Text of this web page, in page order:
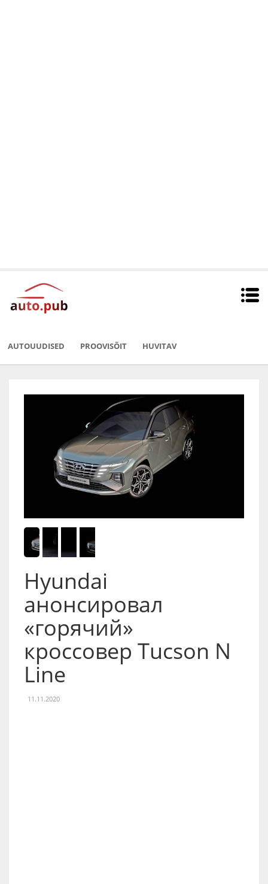
AUTOUUDISED PROOVISÕIT HUVITAV
Hyundai
анонсировал
«горячий»
кроссовер Tucson N
Line
11.11.2020